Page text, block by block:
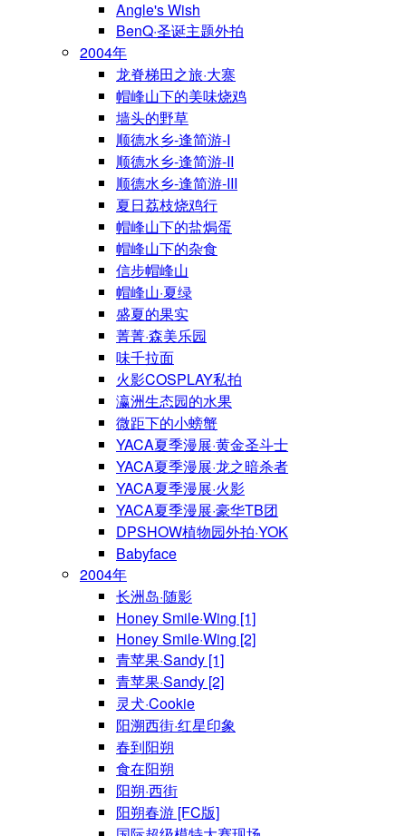
Angle's Wish
BenQ·圣诞主题外拍
2004年
龙脊梯田之旅·大寨
帽峰山下的美味烧鸡
墙头的野草
顺德水乡-逢简游-I
顺德水乡-逢简游-II
顺德水乡-逢简游-III
夏日荔枝烧鸡行
帽峰山下的盐焗蛋
帽峰山下的杂食
信步帽峰山
帽峰山·夏绿
盛夏的果实
菁菁·森美乐园
味千拉面
火影COSPLAY私拍
瀛洲生态园的水果
微距下的小螃蟹
YACA夏季漫展·黄金圣斗士
YACA夏季漫展·龙之暗杀者
YACA夏季漫展·火影
YACA夏季漫展·豪华TB团
DPSHOW植物园外拍·YOK
Babyface
2004年
长洲岛·随影
Honey Smile·Wing [1]
Honey Smile·Wing [2]
青苹果·Sandy [1]
青苹果·Sandy [2]
灵犬·Cookie
阳溯西街·红星印象
春到阳朔
食在阳朔
阳朔·西街
阳朔春游 [FC版]